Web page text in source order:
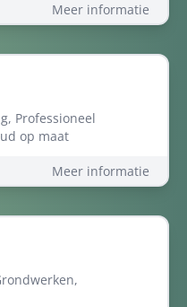
Meer informatie
Professioneel
op maat
Meer informatie